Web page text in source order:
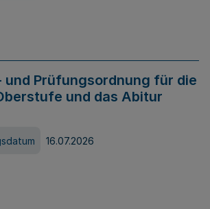
und Prüfungsordnung für die
und das Abitur
16.07.2026